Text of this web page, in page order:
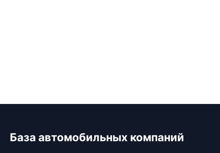
База автомобильных компаний